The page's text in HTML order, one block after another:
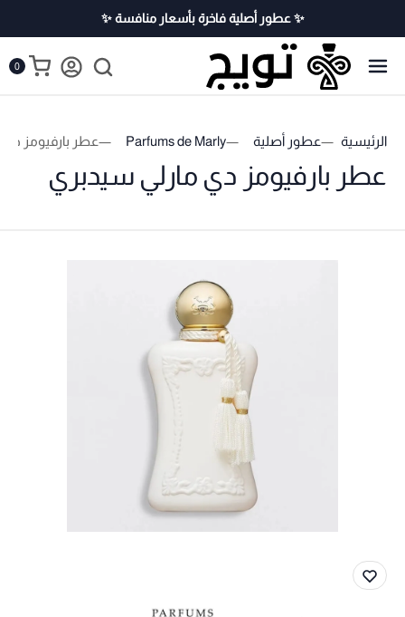
✨ عطور أصلية فاخرة بأسعار منافسة ✨
0
الرئيسية عطور أصلية Parfums de Marly عطر بارفيومز
عطر بارفيومز دي مارلي سيدبري